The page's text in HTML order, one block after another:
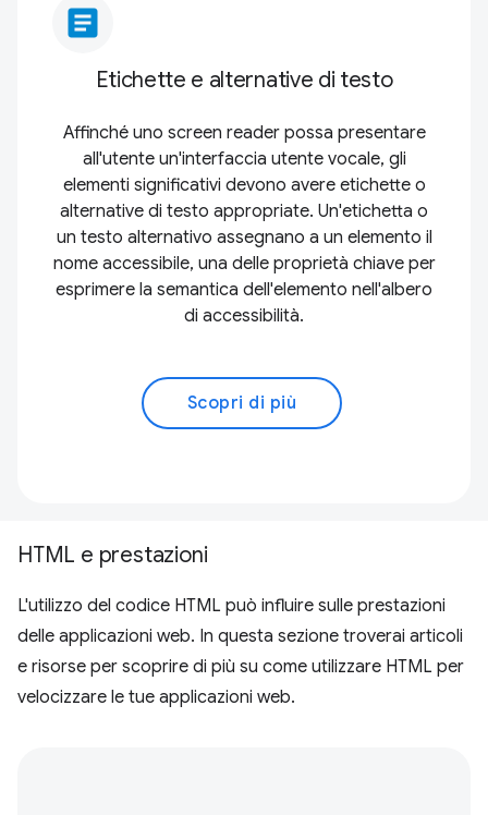
article
Etichette e alternative di testo
Affinché uno screen reader possa presentare
all'utente un'interfaccia utente vocale, gli
elementi significativi devono avere etichette o
alternative di testo appropriate. Un'etichetta o
un testo alternativo assegnano a un elemento il
nome accessibile, una delle proprietà chiave per
esprimere la semantica dell'elemento nell'albero
di accessibilità.
Scopri di più
HTML e prestazioni
L'utilizzo del codice HTML può influire sulle prestazioni
delle applicazioni web. In questa sezione troverai articoli
e risorse per scoprire di più su come utilizzare HTML per
velocizzare le tue applicazioni web.